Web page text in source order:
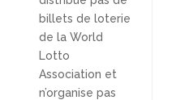
billets de loterie
de la World
Lotto
Association et
n’organise pas